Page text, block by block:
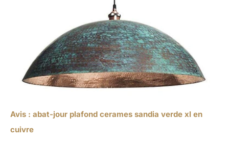
Avis : abat-jour plafond cerames sandia verde xl en
cuivre